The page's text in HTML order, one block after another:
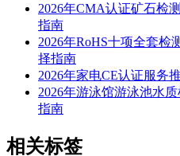
2026年CMA认证矿石检
指南
2026年RoHS十项全套检
择指南
2026年家电CE认证服务
2026年游泳馆游泳池水
指南
相关标签